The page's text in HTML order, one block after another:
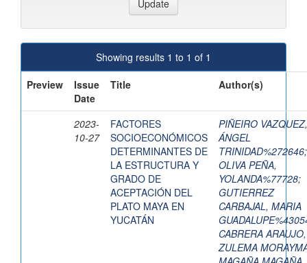
Showing results 1 to 1 of 1
Preview
Issue
Date
Title Author(s)
2023-
10-27
FACTORES
SOCIOECONÓMICOS
DETERMINANTES DE
LA ESTRUCTURA Y
GRADO DE
ACEPTACIÓN DEL
PLATO MAYA EN
YUCATÁN
PIÑEIRO VAZQUEZ,
ÁNGEL
TRINIDAD%272646;
OLIVA PEÑA,
YOLANDA%77728;
GUTIERREZ
CARBAJAL, MARIA
CABRERA ARAUJO,
ZULEMA